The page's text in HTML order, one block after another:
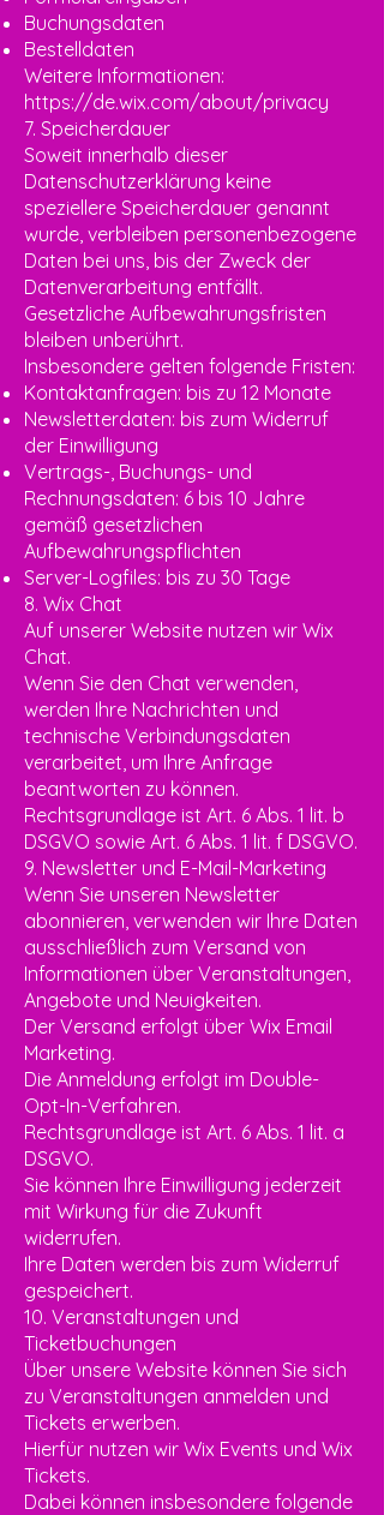
Buchungsdaten
Bestelldaten
Weitere Informationen:
https://de.wix.com/about/privacy
7. Speicherdauer
Soweit innerhalb dieser
Datenschutzerklärung keine
speziellere Speicherdauer genannt
wurde, verbleiben personenbezogene
Daten bei uns, bis der Zweck der
Datenverarbeitung entfällt.
Gesetzliche Aufbewahrungsfristen
bleiben unberührt.
Insbesondere gelten folgende Fristen:
Kontaktanfragen: bis zu 12 Monate
Newsletterdaten: bis zum Widerruf
der Einwilligung
Vertrags-, Buchungs- und
Rechnungsdaten: 6 bis 10 Jahre
gemäß gesetzlichen
Aufbewahrungspflichten
Server-Logfiles: bis zu 30 Tage
8. Wix Chat
Auf unserer Website nutzen wir Wix
Chat.
Wenn Sie den Chat verwenden,
werden Ihre Nachrichten und
technische Verbindungsdaten
verarbeitet, um Ihre Anfrage
beantworten zu können.
Rechtsgrundlage ist Art. 6 Abs. 1 lit. b
DSGVO sowie Art. 6 Abs. 1 lit. f DSGVO.
9. Newsletter und E-Mail-Marketing
Wenn Sie unseren Newsletter
abonnieren, verwenden wir Ihre Daten
ausschließlich zum Versand von
Informationen über Veranstaltungen,
Angebote und Neuigkeiten.
Der Versand erfolgt über Wix Email
Marketing.
Die Anmeldung erfolgt im Double-
Opt-In-Verfahren.
Rechtsgrundlage ist Art. 6 Abs. 1 lit. a
DSGVO.
Sie können Ihre Einwilligung jederzeit
mit Wirkung für die Zukunft
widerrufen.
Ihre Daten werden bis zum Widerruf
gespeichert.
10. Veranstaltungen und
Ticketbuchungen
Über unsere Website können Sie sich
zu Veranstaltungen anmelden und
Tickets erwerben.
Hierfür nutzen wir Wix Events und Wix
Tickets.
Dabei können insbesondere folgende